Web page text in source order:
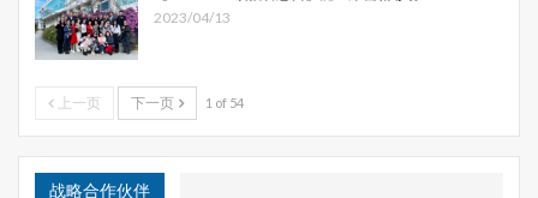
2023/04/13
上一页 下一页 1 of 54
战略合作伙伴